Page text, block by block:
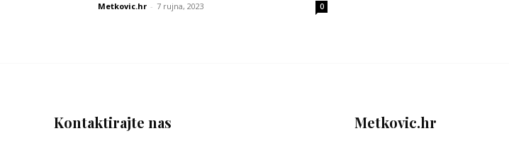
Metkovic.hr - 7 rujna, 2023 0
Kontaktirajte nas Metkovic.hr